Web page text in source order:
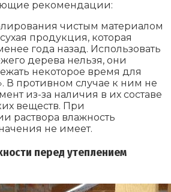
рекомендации:
чистым материалом
продукция, которая
года назад. Использовать
дерева нельзя, они
некоторое время для
В противном случае к ним не
из-за наличия в их составе
веществ. При
раствора влажность
не имеет.
перед утеплением